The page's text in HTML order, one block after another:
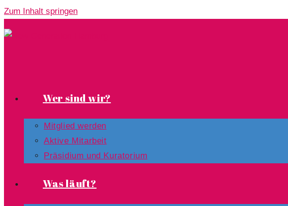
Zum Inhalt springen
Wer sind wir?
Mitglied werden
Aktive Mitarbeit
Präsidium und Kuratorium
Was läuft?